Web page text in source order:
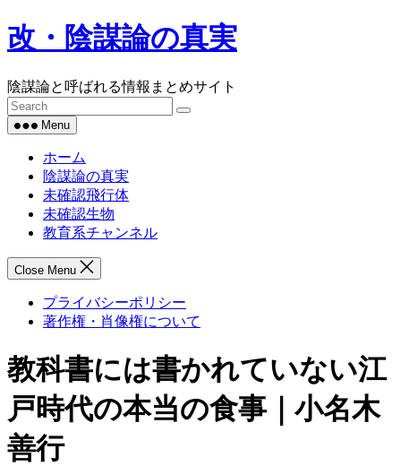
Skip
to
改・陰謀論の真実
陰謀論と呼ばれる情報まとめサイト
Menu
ホーム
陰謀論の真実
未確認飛行体
未確認生物
教育系チャンネル
Close Menu
プライバシーポリシー
著作権・肖像権について
教科書には書かれていない江
戸時代の本当の食事｜小名木
善行